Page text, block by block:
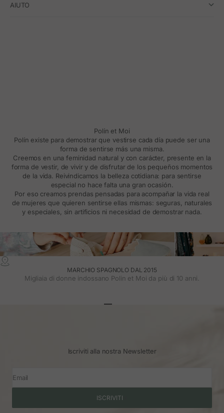
AIUTO
Polín et Moi
Polín existe para demostrar que vestirse cada día puede ser una
forma de sentirse más una misma.
Creemos en una feminidad natural y con carácter, presente en la
forma de vestir, de vivir y de disfrutar de los pequeños momentos
de la vida. Reivindicamos la belleza cotidiana: para sentirse
especial no hace falta una gran ocasión.
Por eso creamos prendas pensadas para acompañar la vida real
de mujeres que quieren sentirse ellas mismas: seguras, naturales
y especiales, sin artificios ni necesidad de demostrar nada.
MARCHIO SPAGNOLO DAL 2015
Migliaia di donne indossano Polin et Moi da più di 10 anni.
Iscriviti alla nostra Newsletter
Email
ISCRIVITI